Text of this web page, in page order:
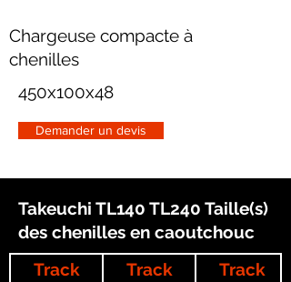
Chargeuse compacte à
chenilles
450x100x48
Demander un devis
Takeuchi TL140 TL240 Taille(s)
des chenilles en caoutchouc
Track
Track
Track